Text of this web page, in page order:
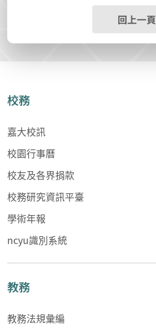
回上一頁
校務
嘉大校訊
校園行事曆
校友及各界捐款
校務研究資訊平臺
學術年報
ncyu識別系統
教務
教務法規彙編